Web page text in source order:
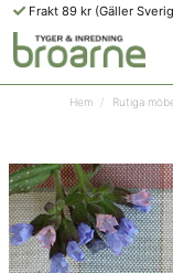
Frakt 89 kr (Gäller
Hem Rutiga